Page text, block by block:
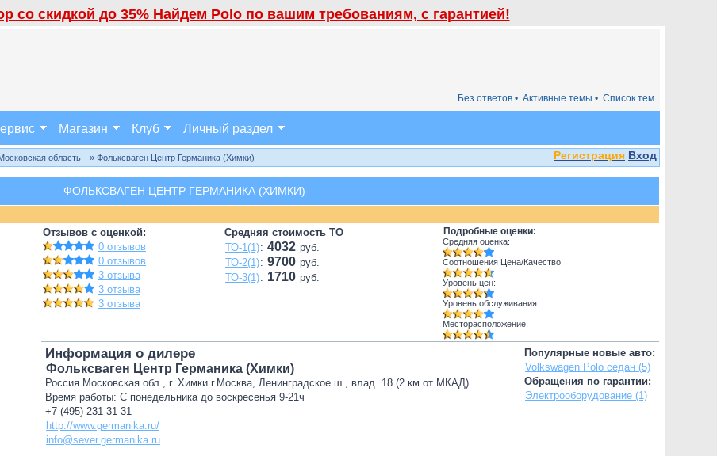
со скидкой до 35% Найдем Polo по вашим требованиям, с гарантией!
Список тем
Активные темы •
Без ответов •
Магазин Клуб Личный раздел
Регистрация Вход
область » Фольксваген Центр Германика (Химки)
ФОЛЬКСВАГЕН ЦЕНТР ГЕРМАНИКА (ХИМКИ)
Отзывов с оценкой:
0 отзывов
0 отзывов
3 отзыва
3 отзыва
3 отзыва
Средняя стоимость ТО
ТО-1(1): 4032 руб.
ТО-2(1): 9700 руб.
ТО-3(1): 1710 руб.
Подробные оценки:
Средняя оценка:
Соотношения Цена/Качество:
Уровень цен:
Уровень обслуживания:
Месторасположение:
Популярные новые авто:
Volkswagen Polo седан (5)
Обращения по гарантии:
Электрооборудование (1)
Информация о дилере
Фольксваген Центр Германика (Химки)
Россия Московская обл., г. Химки г.Москва, Ленинградское ш., влад. 18 (2 км от МКАД)
Время работы: С понедельника до воскресенья 9-21ч
+7 (495) 231-31-31
http://www.germanika.ru/
info@sever.germanika.ru